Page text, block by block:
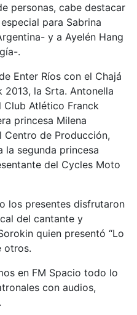
personas, cabe destacar
para Sabrina
y a Ayelén Hang
.
Enter Ríos con el Chajá
2013, la Srta. Antonella
Atlético Franck
princesa Milena
Centro de Producción,
la segunda princesa
del Cycles Moto
los presentes disfrutaron
del cantante y
quien presentó “Lo
otros.
en FM Spacio todo lo
con audios,